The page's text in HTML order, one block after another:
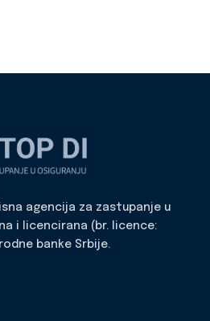
agencija za zastupanje u
i licencirana (br. licence:
banke Srbije.